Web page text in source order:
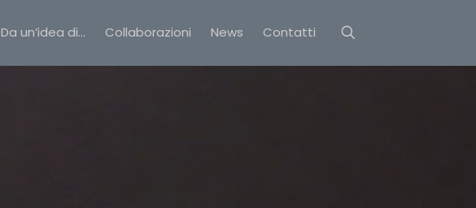
Da un’idea di… Collaborazioni News Contatti